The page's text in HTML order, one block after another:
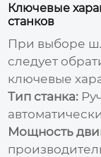
Ключевые
станков
При выборе
следует
ключевые
Тип станка:
Мощность